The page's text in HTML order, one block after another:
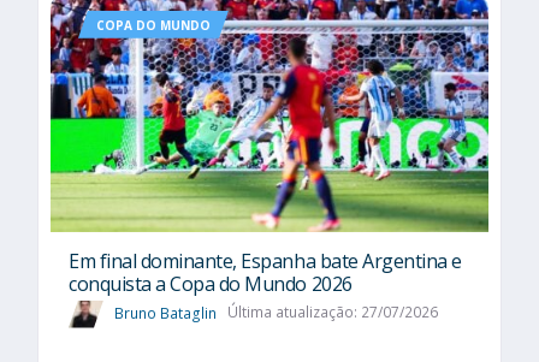
COPA DO MUNDO
Em final dominante, Espanha bate Argentina e
conquista a Copa do Mundo 2026
Bruno Bataglin Última atualização: 27/07/2026